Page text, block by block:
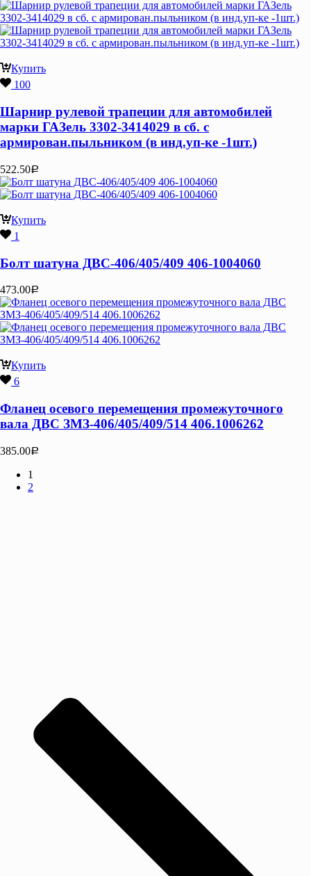
Купить
100
Шарнир рулевой трапеции для автомобилей
марки ГАЗель 3302-3414029 в сб. с
армирован.пыльником (в инд.уп-ке -1шт.)
522.50Р
Купить
1
Болт шатуна ДВС-406/405/409 406-1004060
473.00Р
Купить
6
Фланец осевого перемещения промежуточного
вала ДВС ЗМЗ-406/405/409/514 406.1006262
385.00Р
1
2